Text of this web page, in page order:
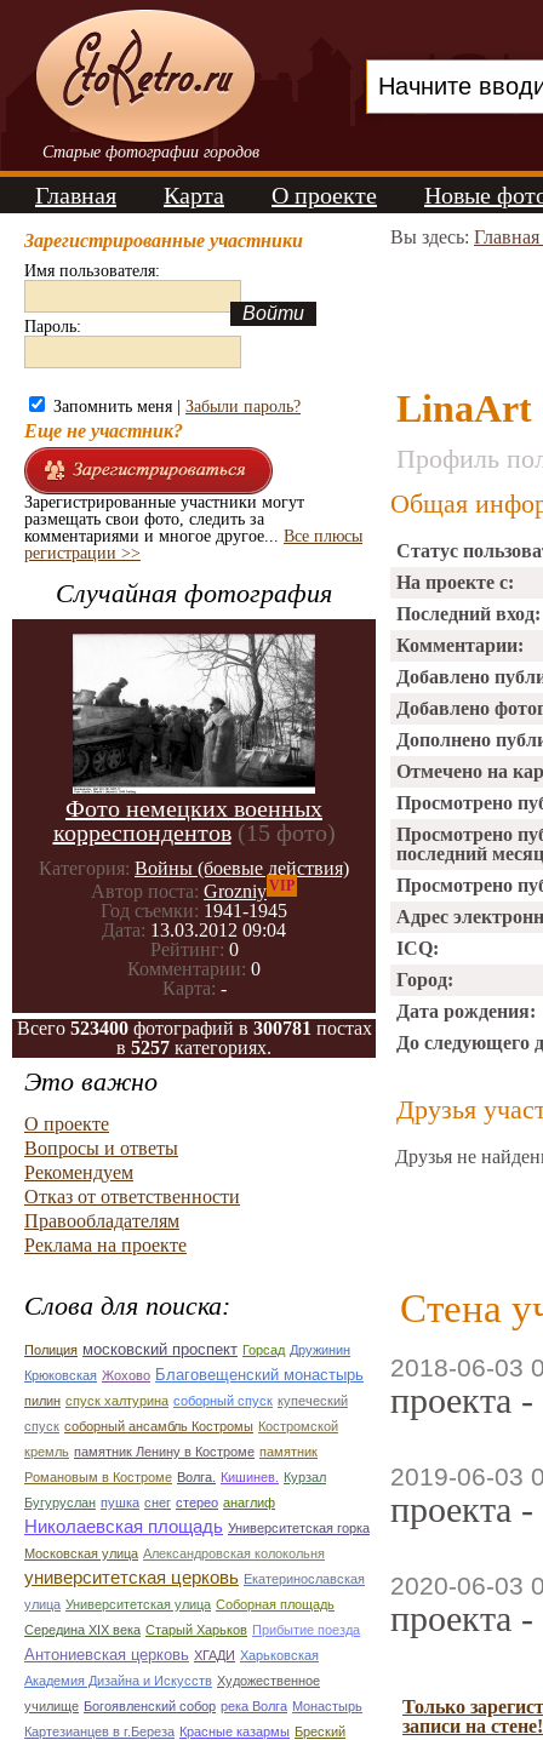
Старые фотографии городов
Главная Карта О проекте Новые
Зарегистрированные участники
Имя пользователя:
Пароль:
Запомнить меня | Забыли пароль?
Еще не участник?
Зарегистрированные участники могут
размещать свои фото, следить за
комментариями и многое другое... Все плюсы
регистрации >>
Случайная фотография
Фото немецких военных
корреспондентов (15 фото)
Категория: Войны (боевые действия)
Автор поста: GrozniyVIP
Год съемки: 1941-1945
Дата: 13.03.2012 09:04
Рейтинг: 0
Комментарии: 0
Карта: -
Всего 523400фотографий в 300781 постах
в 5257 категориях.
Это важно
О проекте
Вопросы и ответы
Рекомендуем
Отказ от ответственности
Правообладателям
Реклама на проекте
Слова для поиска:
Полиция московский проспект Горсад Дружинин
Крюковская Жохово Благовещенский монастырь
пилин спуск халтурина соборный спуск купеческий
спуск соборный ансамбль Костромы Костромской
кремль памятник Ленину в Костроме памятник
Романовым в Костроме Волга. Кишинев.
Курзал
Бугуруслан пушка снег стерео анаглиф
Николаевская площадь Университетская горка
Московская улица Александровская колокольня
университетская церковь Екатеринославская
улица Университетская улица Соборная площадь
Середина XIX века Старый Харьков Прибытие поезда
Антониевская церковь ХГАДИ Харьковская
Академия Дизайна и Искусств Художественное
училище Богоявленский собор река Волга Монастырь
Картезианцев в г.Береза Красные казармы Бреский
Вы здесь:
LinaArt
Профиль
Общая
Статус
На проекте с:
Последний вход:
Комментарии:
Добавлено
Добавлено
Дополнено
Отмечено на
Просмотрено
Просмотрено
последний
Просмотрено
Адрес
ICQ:
Город:
Дата рождения:
До следующего
Друзья
Друзья не
Стена
2018-06-03
проекта
2019-06-03
проекта
2020-06-03
проекта
Только
записи на стене!